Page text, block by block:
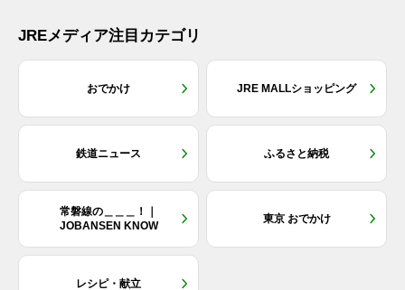
JREメディア注目カテゴリ
おでかけ JRE MALLショッピング
鉄道ニュース ふるさと納税
常磐線の＿＿＿！｜
JOBANSEN KNOW
東京 おでかけ
レシピ・献立